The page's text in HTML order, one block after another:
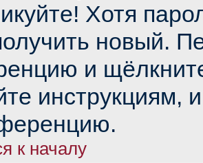
Хотя
новый.
и
инструкциям,
к началу